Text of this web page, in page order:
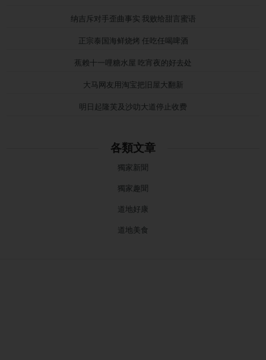
纳吉斥对手歪曲事实 我败给甜言蜜语
正宗泰国海鲜烧烤 任吃任喝啤酒
蕉赖十一哩糖水屋 吃宵夜的好去处
大马网友用淘宝把旧屋大翻新
明日起隆芙及沙叻大道停止收费
各類文章
獨家新聞
獨家趣聞
道地好康
道地美食